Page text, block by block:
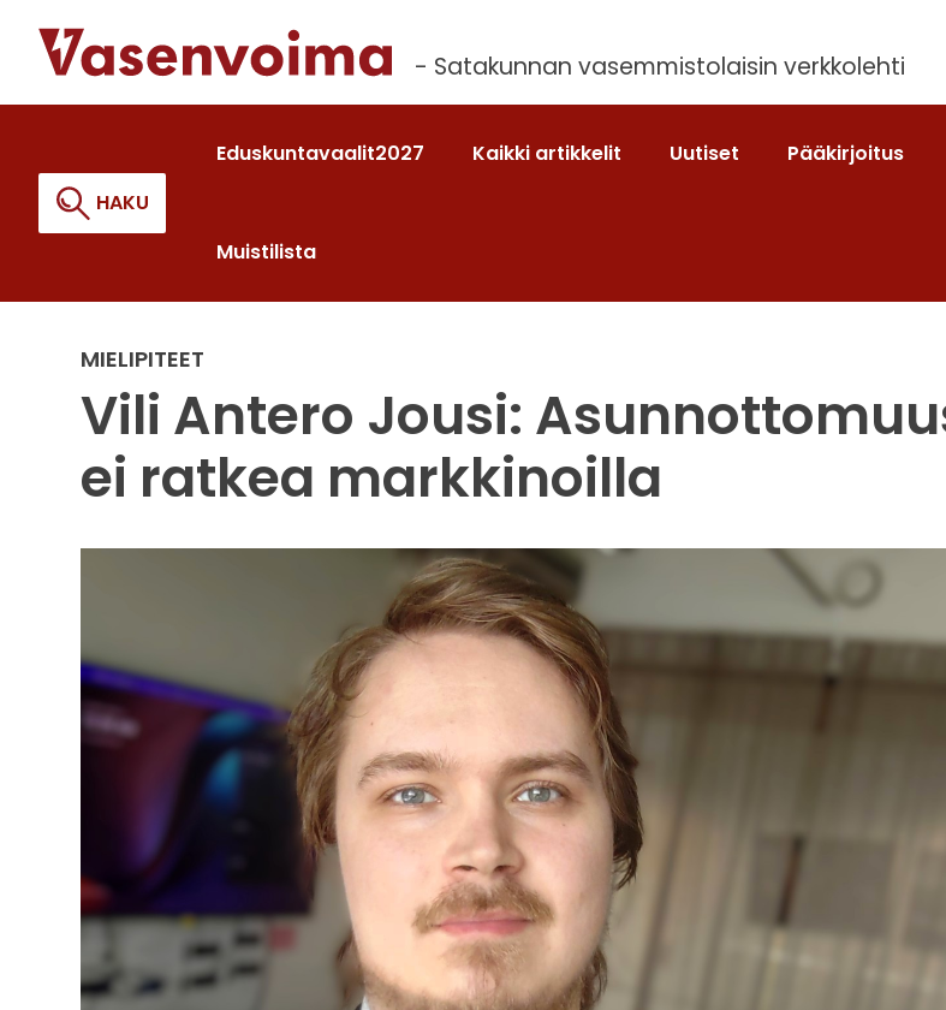
sisältöön
- Satakunnan vasemmistolaisin verkkolehti
HAKU
Eduskuntavaalit2027 Kaikki artikkelit Uutiset Pääkirjoitus
Muistilista
MIELIPITEET
Vili Antero Jousi:
ei ratkea markkinoilla